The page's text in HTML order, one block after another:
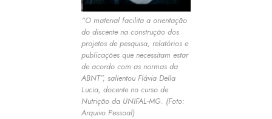
“O material facilita a orientação
do discente na construção dos
projetos de pesquisa, relatórios e
publicações que necessitam estar
de acordo com as normas da
ABNT”, salientou Flávia Della
Lucia, docente no curso de
Nutrição da UNIFAL-MG. (Foto:
Arquivo Pessoal)